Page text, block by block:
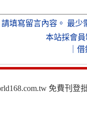
請填寫留言內容。 最少
本站採會員
借
免費刊登